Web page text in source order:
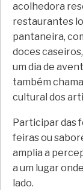
acolhedora
restaurantes
pantaneira,
doces
um dia de
também
cultural dos
Participar das
feiras ou
amplia a
a um lugar
lado.